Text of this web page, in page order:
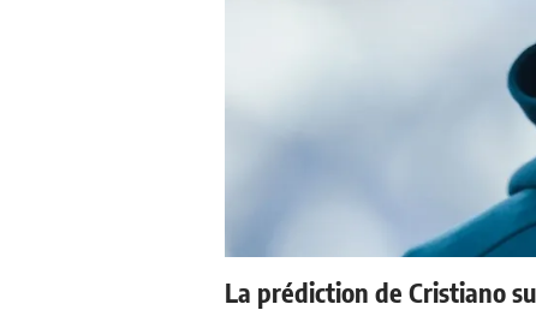
La prédiction de Cristiano